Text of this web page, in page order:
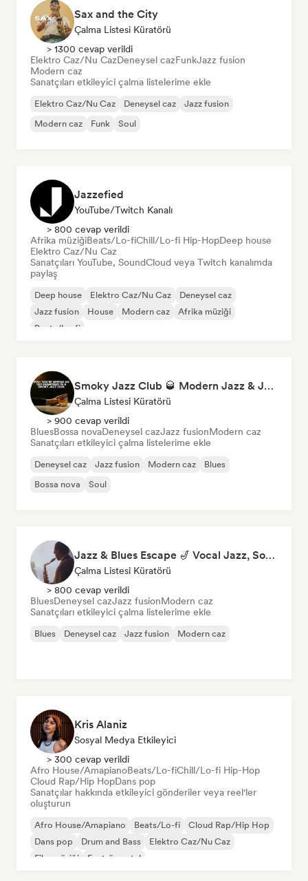
Sax and the City
Çalma Listesi Küratörü
> 1300 cevap verildi
Elektro Caz/Nu CazDeneysel cazFunkJazz fusion
Modern caz
Sanatçıları etkileyici çalma listelerime ekle
Elektro Caz/Nu Caz Deneysel caz
Jazz fusion
Modern caz
Funk Soul
Jazzefied
YouTube/Twitch Kanalı
> 800 cevap verildi
Afrika müziğiBeats/Lo-fiChill/Lo-fi Hip-HopDeep house
Elektro Caz/Nu Caz
Sanatçıları YouTube, SoundCloud veya Twitch kanalımda
paylaş
Deep house Elektro Caz/Nu Caz
Deneysel caz
Jazz fusion
House Modern caz
Afrika müziği
Beats/Lo-fi
Smoky Jazz Club 🥃 Modern Jazz & Jazz Fusion to Sip an Old Fashioned to
Çalma Listesi Küratörü
> 900 cevap verildi
BluesBossa novaDeneysel cazJazz fusionModern caz
Sanatçıları etkileyici çalma listelerime ekle
Deneysel caz Jazz fusion Modern caz
Blues
Bossa nova
Soul
Jazz & Blues Escape 🎷 Vocal Jazz, Soul Blues & Classic Standards
Çalma Listesi Küratörü
> 800 cevap verildi
BluesDeneysel cazJazz fusionModern caz
Sanatçıları etkileyici çalma listelerime ekle
Blues Deneysel caz Jazz fusion Modern caz
Kris Alaniz
Sosyal Medya Etkileyici
> 300 cevap verildi
Afro House/AmapianoBeats/Lo-fiChill/Lo-fi Hip-Hop
Cloud Rap/Hip HopDans pop
Sanatçılar hakkında etkileyici gönderiler veya reel'ler
oluşturun
Afro House/Amapiano Beats/Lo-fi
Cloud Rap/Hip Hop
Dans pop
Drum and Bass
Elektro Caz/Nu Caz
Film müziği
Enstrümantal